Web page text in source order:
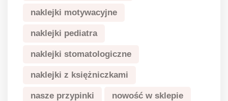
naklejki motywacyjne
naklejki pediatra
naklejki stomatologiczne
naklejki z księżniczkami
nasze przypinki nowość w sklepie